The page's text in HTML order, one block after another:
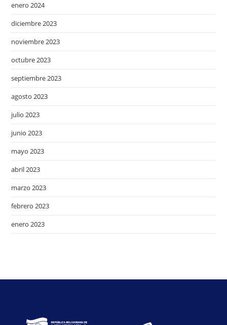
enero 2024
diciembre 2023
noviembre 2023
octubre 2023
septiembre 2023
agosto 2023
julio 2023
junio 2023
mayo 2023
abril 2023
marzo 2023
febrero 2023
enero 2023